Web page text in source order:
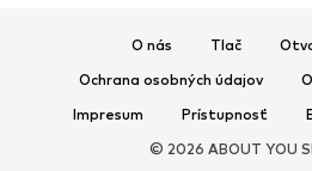
O nás Tlač
Ochrana osobných údajov
Impresum
Prístupnosť
© 2026 ABOUT YOU